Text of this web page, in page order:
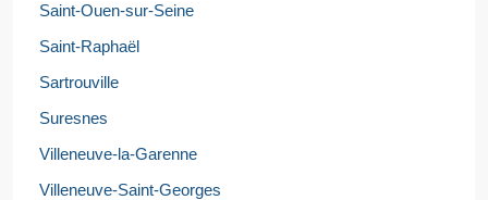
Saint-Ouen-sur-Seine
Saint-Raphaël
Sartrouville
Suresnes
Villeneuve-la-Garenne
Villeneuve-Saint-Georges